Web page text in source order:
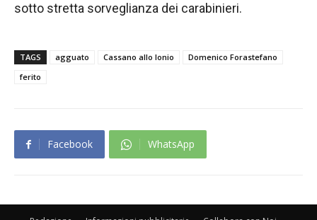
sotto stretta sorveglianza dei carabinieri.
TAGS agguato Cassano allo Ionio
Domenico Forastefano
ferito
Facebook WhatsApp